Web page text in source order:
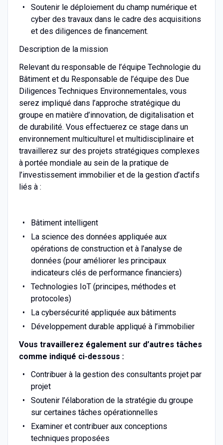
Soutenir le déploiement du champ numérique et
cyber des travaux dans le cadre des acquisitions
et des diligences de financement.
Description de la mission
Relevant du responsable de l’équipe Technologie du
Bâtiment et du Responsable de l’équipe des Due
Diligences Techniques Environnementales, vous
serez impliqué dans l’approche stratégique du
groupe en matière d’innovation, de digitalisation et
de durabilité. Vous effectuerez ce stage dans un
environnement multiculturel et multidisciplinaire et
travaillerez sur des projets stratégiques complexes
à portée mondiale au sein de la pratique de
l’investissement immobilier et de la gestion d’actifs
liés à :
Bâtiment intelligent
La science des données appliquée aux
opérations de construction et à l’analyse de
données (pour améliorer les principaux
indicateurs clés de performance financiers)
Technologies IoT (principes, méthodes et
protocoles)
La cybersécurité appliquée aux bâtiments
Développement durable appliqué à l’immobilier
Vous travaillerez également sur d’autres tâches
comme indiqué ci-dessous :
Contribuer à la gestion des consultants projet par
projet
Soutenir l’élaboration de la stratégie du groupe
sur certaines tâches opérationnelles
Examiner et contribuer aux conceptions
techniques proposées